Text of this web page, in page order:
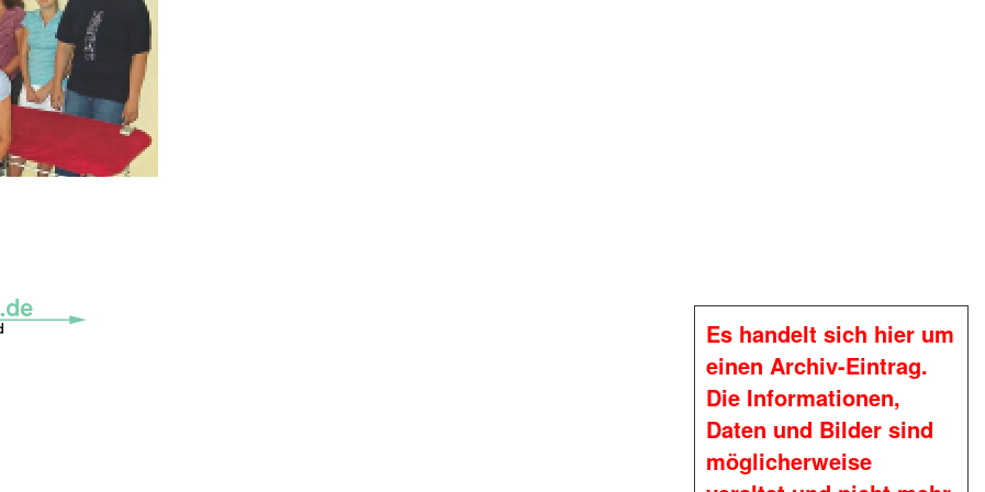
Es handelt sich hier um
einen Archiv-Eintrag.
Die Informationen,
Daten und Bilder sind
möglicherweise